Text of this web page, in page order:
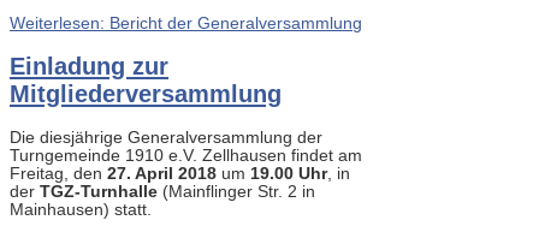
Weiterlesen: Bericht der Generalversammlung
Einladung zur
Mitgliederversammlung
Die diesjährige Generalversammlung der
Turngemeinde 1910 e.V. Zellhausen findet am
Freitag, den 27. April 2018 um 19.00 Uhr, in
der TGZ-Turnhalle (Mainflinger Str. 2 in
Mainhausen) statt.